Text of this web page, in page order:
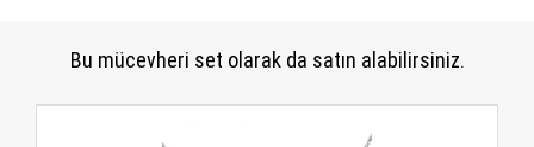
Bu mücevheri set olarak da satın alabilirsiniz.